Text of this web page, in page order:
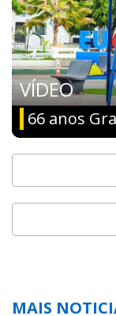
VÍDEO
66 anos
MAIS